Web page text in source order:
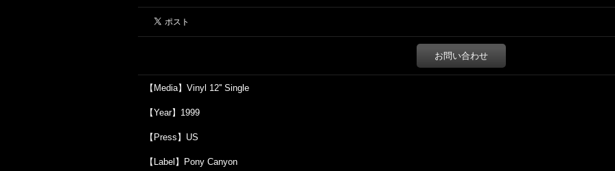
お問い合わせ
【Media】Vinyl 12'' Single
【Year】1999
【Press】US
【Label】Pony Canyon